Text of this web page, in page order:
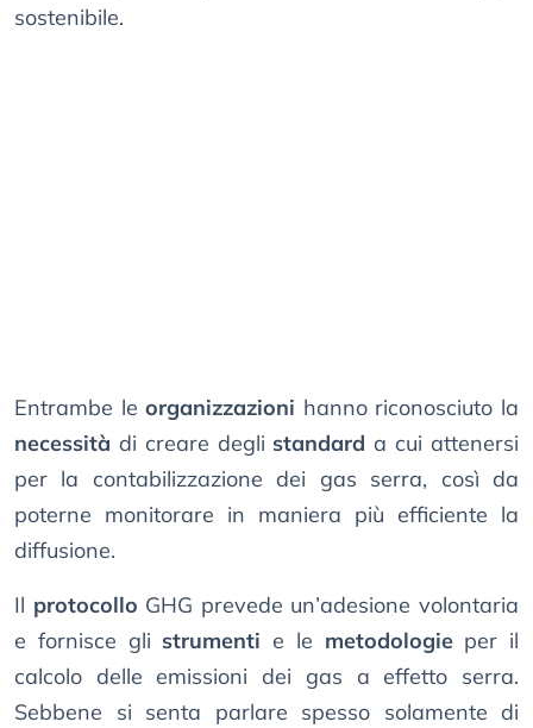
sostenibile.
Entrambe leorganizzazioni hanno riconosciuto la
necessità di creare degli standard a cui attenersi
per la contabilizzazione dei gas serra, così da
poterne monitorare in maniera più efficiente la
diffusione.
Il protocollo GHG prevede un’adesione volontaria
e fornisce gli strumenti e le metodologieper il
calcolo delle emissioni dei gas a effetto serra.
Sebbene si senta parlare spesso solamente di